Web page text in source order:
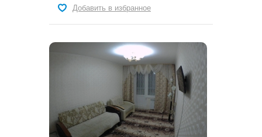
Добавить в избранное